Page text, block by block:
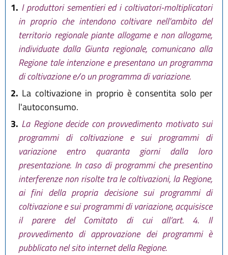
1. I produttori sementieri ed i coltivatori-moltiplicatori
in proprio che intendono coltivare nell'ambito del
territorio regionale piante allogame e non allogame,
individuate dalla Giunta regionale, comunicano alla
Regione tale intenzione e presentano un programma
di coltivazione e/o un programma di variazione.
2. La coltivazione in proprio è consentita solo per
l'autoconsumo.
3. La Regione decide con provvedimento motivato sui
programmi di coltivazione e sui programmi di
variazione entro quaranta giorni dalla loro
presentazione. In caso di programmi che presentino
interferenze non risolte tra le coltivazioni, la Regione,
ai fini della propria decisione sui programmi di
coltivazione e sui programmi di variazione, acquisisce
il parere del Comitato di cui all’art. 4. Il
provvedimento di approvazione dei programmi è
pubblicato nel sito internet della Regione.